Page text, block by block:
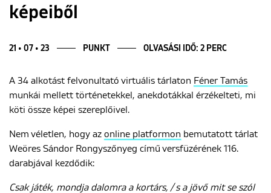
Blog
képeiből
21 • 07 • 23 PUNKT OLVASÁSI IDŐ: 2 PERC
A 34 alkotást felvonultató virtuális tárlaton Féner Tamás
munkái mellett történetekkel, anekdotákkal érzékelteti, mi
köti össze képei szereplőivel.
Nem véletlen, hogy az online platformon bemutatott tárlat
Weöres Sándor Rongyszőnyeg című versfüzérének 116.
darabjával kezdődik:
Csak játék, mondja dalomra a kortárs, / s a jövő mit se szól